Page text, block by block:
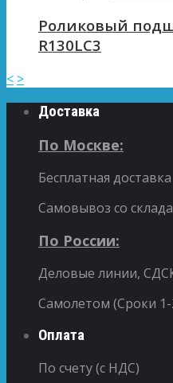
Роликовый
R130LC3
< >
Доставка
По Москве:
Бесплатная доставка
Самовывоз со склада
По России:
Деловые линии,
Самолетом (Сроки 1-
Оплата
По счету (с НДС)